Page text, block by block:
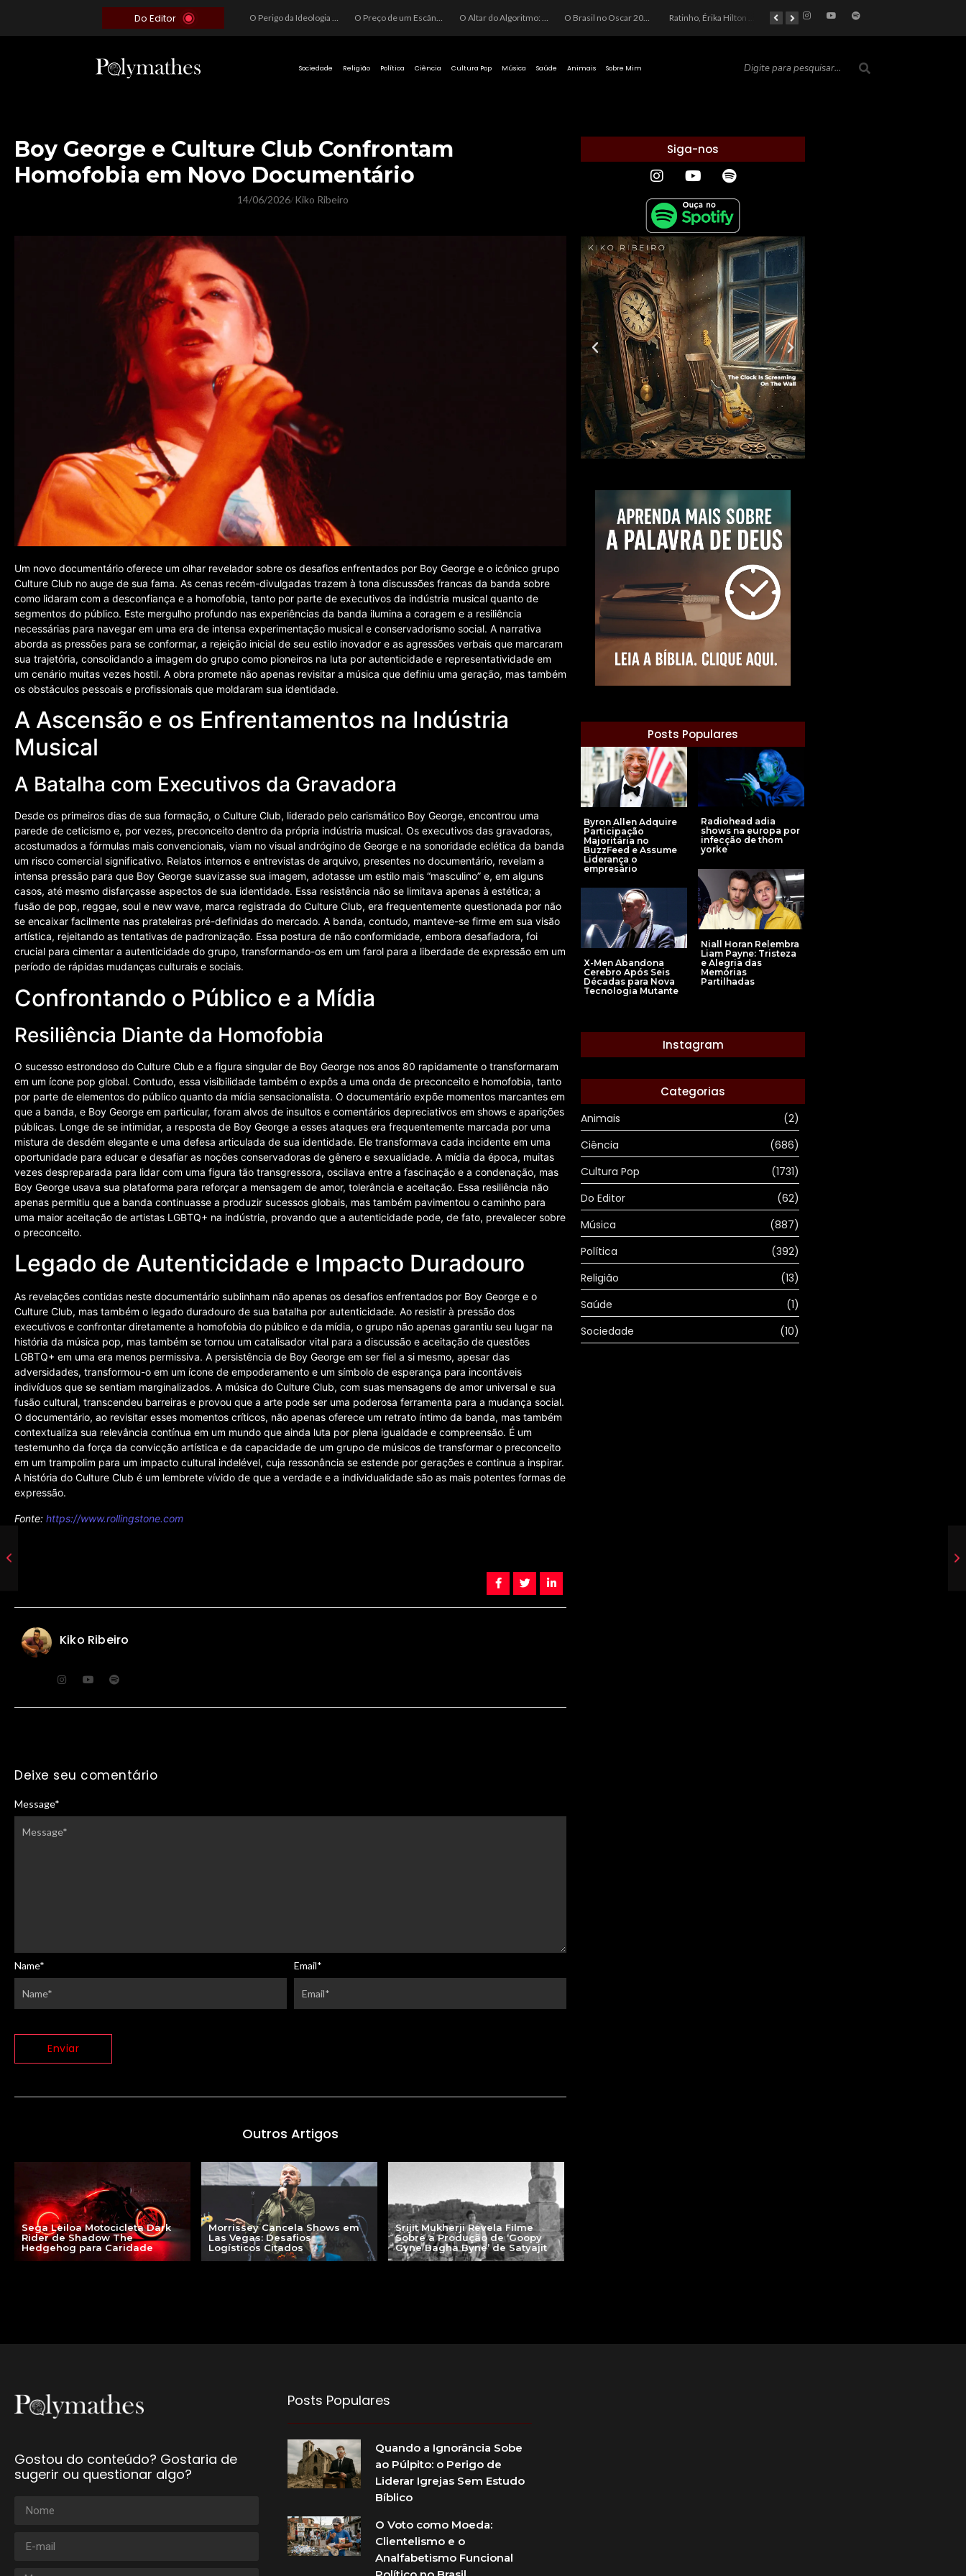
Do Editor O Perigo da Ideologia Desenfreada na Justiça: Quando a Pauta Política Substitui a Pena Criminal O Preço de um Escândalo: A Discrepância Entre o “Filme de Bolsonaro” e a Realidade do Cinema Mundial O Altar do Algoritmo: A Carência Humana e a Fabricação de Heróis no Brasil O Brasil no Oscar 2026: Entre a Cota do Politicamente Correto e a Realidade das Telas Ratinho, Érika Hilton e a Farsa Política: Quem Ganha com o Barulho no País de Bobson? As controvérsias que marcam o cenário político e econômico nacional
Sociedade Religião Política Ciência Cultura Pop Música Saúde Animais Sobre Mim
Boy George e Culture Club Confrontam
Homofobia em Novo Documentário
14/06/2026/ Kiko Ribeiro
Um novo documentário oferece um olhar revelador sobre os desafios enfrentados por Boy George e o icônico grupo
Culture Club no auge de sua fama. As cenas recém-divulgadas trazem à tona discussões francas da banda sobre
como lidaram com a desconfiança e a homofobia, tanto por parte de executivos da indústria musical quanto de
segmentos do público. Este mergulho profundo nas experiências da banda ilumina a coragem e a resiliência
necessárias para navegar em uma era de intensa experimentação musical e conservadorismo social. A narrativa
aborda as pressões para se conformar, a rejeição inicial de seu estilo inovador e as agressões verbais que marcaram
sua trajetória, consolidando a imagem do grupo como pioneiros na luta por autenticidade e representatividade em
um cenário muitas vezes hostil. A obra promete não apenas revisitar a música que definiu uma geração, mas também
os obstáculos pessoais e profissionais que moldaram sua identidade.
A Ascensão e os Enfrentamentos na Indústria
Musical
A Batalha com Executivos da Gravadora
Desde os primeiros dias de sua formação, o Culture Club, liderado pelo carismático Boy George, encontrou uma
parede de ceticismo e, por vezes, preconceito dentro da própria indústria musical. Os executivos das gravadoras,
acostumados a fórmulas mais convencionais, viam no visual andrógino de George e na sonoridade eclética da banda
um risco comercial significativo. Relatos internos e entrevistas de arquivo, presentes no documentário, revelam a
intensa pressão para que Boy George suavizasse sua imagem, adotasse um estilo mais “masculino” e, em alguns
casos, até mesmo disfarçasse aspectos de sua identidade. Essa resistência não se limitava apenas à estética; a
fusão de pop, reggae, soul e new wave, marca registrada do Culture Club, era frequentemente questionada por não
se encaixar facilmente nas prateleiras pré-definidas do mercado. A banda, contudo, manteve-se firme em sua visão
artística, rejeitando as tentativas de padronização. Essa postura de não conformidade, embora desafiadora, foi
crucial para cimentar a autenticidade do grupo, transformando-os em um farol para a liberdade de expressão em um
período de rápidas mudanças culturais e sociais.
Confrontando o Público e a Mídia
Resiliência Diante da Homofobia
O sucesso estrondoso do Culture Club e a figura singular de Boy George nos anos 80 rapidamente o transformaram
em um ícone pop global. Contudo, essa visibilidade também o expôs a uma onda de preconceito e homofobia, tanto
por parte de elementos do público quanto da mídia sensacionalista. O documentário expõe momentos marcantes em
que a banda, e Boy George em particular, foram alvos de insultos e comentários depreciativos em shows e aparições
públicas. Longe de se intimidar, a resposta de Boy George a esses ataques era frequentemente marcada por uma
mistura de desdém elegante e uma defesa articulada de sua identidade. Ele transformava cada incidente em uma
oportunidade para educar e desafiar as noções conservadoras de gênero e sexualidade. A mídia da época, muitas
vezes despreparada para lidar com uma figura tão transgressora, oscilava entre a fascinação e a condenação, mas
Boy George usava sua plataforma para reforçar a mensagem de amor, tolerância e aceitação. Essa resiliência não
apenas permitiu que a banda continuasse a produzir sucessos globais, mas também pavimentou o caminho para
uma maior aceitação de artistas LGBTQ+ na indústria, provando que a autenticidade pode, de fato, prevalecer sobre
o preconceito.
Legado de Autenticidade e Impacto Duradouro
As revelações contidas neste documentário sublinham não apenas os desafios enfrentados por Boy George e o
Culture Club, mas também o legado duradouro de sua batalha por autenticidade. Ao resistir à pressão dos
executivos e confrontar diretamente a homofobia do público e da mídia, o grupo não apenas garantiu seu lugar na
história da música pop, mas também se tornou um catalisador vital para a discussão e aceitação de questões
LGBTQ+ em uma era menos permissiva. A persistência de Boy George em ser fiel a si mesmo, apesar das
adversidades, transformou-o em um ícone de empoderamento e um símbolo de esperança para incontáveis
indivíduos que se sentiam marginalizados. A música do Culture Club, com suas mensagens de amor universal e sua
fusão cultural, transcendeu barreiras e provou que a arte pode ser uma poderosa ferramenta para a mudança social.
O documentário, ao revisitar esses momentos críticos, não apenas oferece um retrato íntimo da banda, mas também
contextualiza sua relevância contínua em um mundo que ainda luta por plena igualdade e compreensão. É um
testemunho da força da convicção artística e da capacidade de um grupo de músicos de transformar o preconceito
em um trampolim para um impacto cultural indelével, cuja ressonância se estende por gerações e continua a inspirar.
A história do Culture Club é um lembrete vívido de que a verdade e a individualidade são as mais potentes formas de
expressão.
Fonte: https://www.rollingstone.com
Kiko Ribeiro
Deixe seu comentário
Message*
Name* Email*
Outros Artigos
Sega Leiloa Motocicleta Dark
Rider de Shadow The
Hedgehog para Caridade
Morrissey Cancela Shows em
Las Vegas: Desafios
Logísticos Citados
Srijit Mukherji Revela Filme
Sobre a Produção de ‘Goopy
Gyne Bagha Byne’ de Satyajit
Siga-nos
Posts Populares
Byron Allen Adquire
Participação
Majoritária no
BuzzFeed e Assume
Liderança o
empresário
Radiohead adia
shows na europa por
infecção de thom
yorke
Niall Horan Relembra
Liam Payne: Tristeza
e Alegria das
Memórias
Partilhadas
X-Men Abandona
Cerebro Após Seis
Décadas para Nova
Tecnologia Mutante
Instagram
Categorias
Animais
(2)
Ciência
(686)
Cultura Pop
(1731)
Do Editor
(62)
Música
(887)
Política
(392)
Religião
(13)
Saúde
(1)
Sociedade
(10)
Gostou do conteúdo? Gostaria de
sugerir ou questionar algo?
Posts Populares
Quando a Ignorância Sobe
ao Púlpito: o Perigo de
Liderar Igrejas Sem Estudo
Bíblico
O Voto como Moeda:
Clientelismo e o
Analfabetismo Funcional